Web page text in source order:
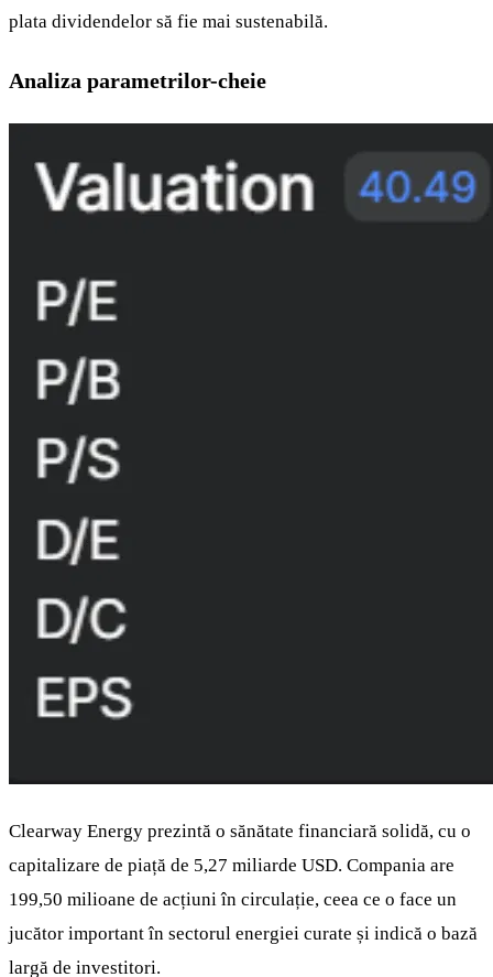
plata dividendelor să fie mai sustenabilă.
Analiza parametrilor-cheie
Clearway Energy prezintă o sănătate financiară solidă, cu o
capitalizare de piață de 5,27 miliarde USD. Compania are
199,50 milioane de acțiuni în circulație, ceea ce o face un
jucător important în sectorul energiei curate și indică o bază
largă de investitori.